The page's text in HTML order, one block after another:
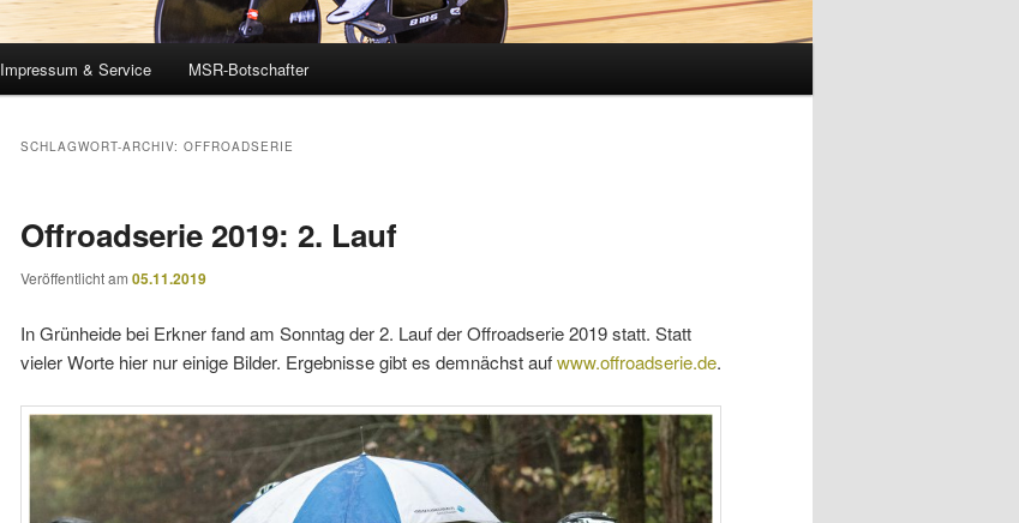
Impressum & Service MSR-Botschafter
SCHLAGWORT-ARCHIV: OFFROADSERIE
Offroadserie 2019: 2. Lauf
Veröffentlicht am 05.11.2019
In Grünheide bei Erkner fand am Sonntag der 2. Lauf der Offroadserie 2019 statt. Statt
vieler Worte hier nur einige Bilder. Ergebnisse gibt es demnächst aufwww.offroadserie.de.